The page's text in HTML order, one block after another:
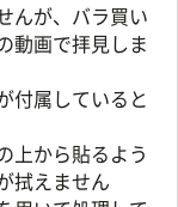
んが、バラ買い
動画で拝見しま
付属していると
上から貼るよう
拭えません